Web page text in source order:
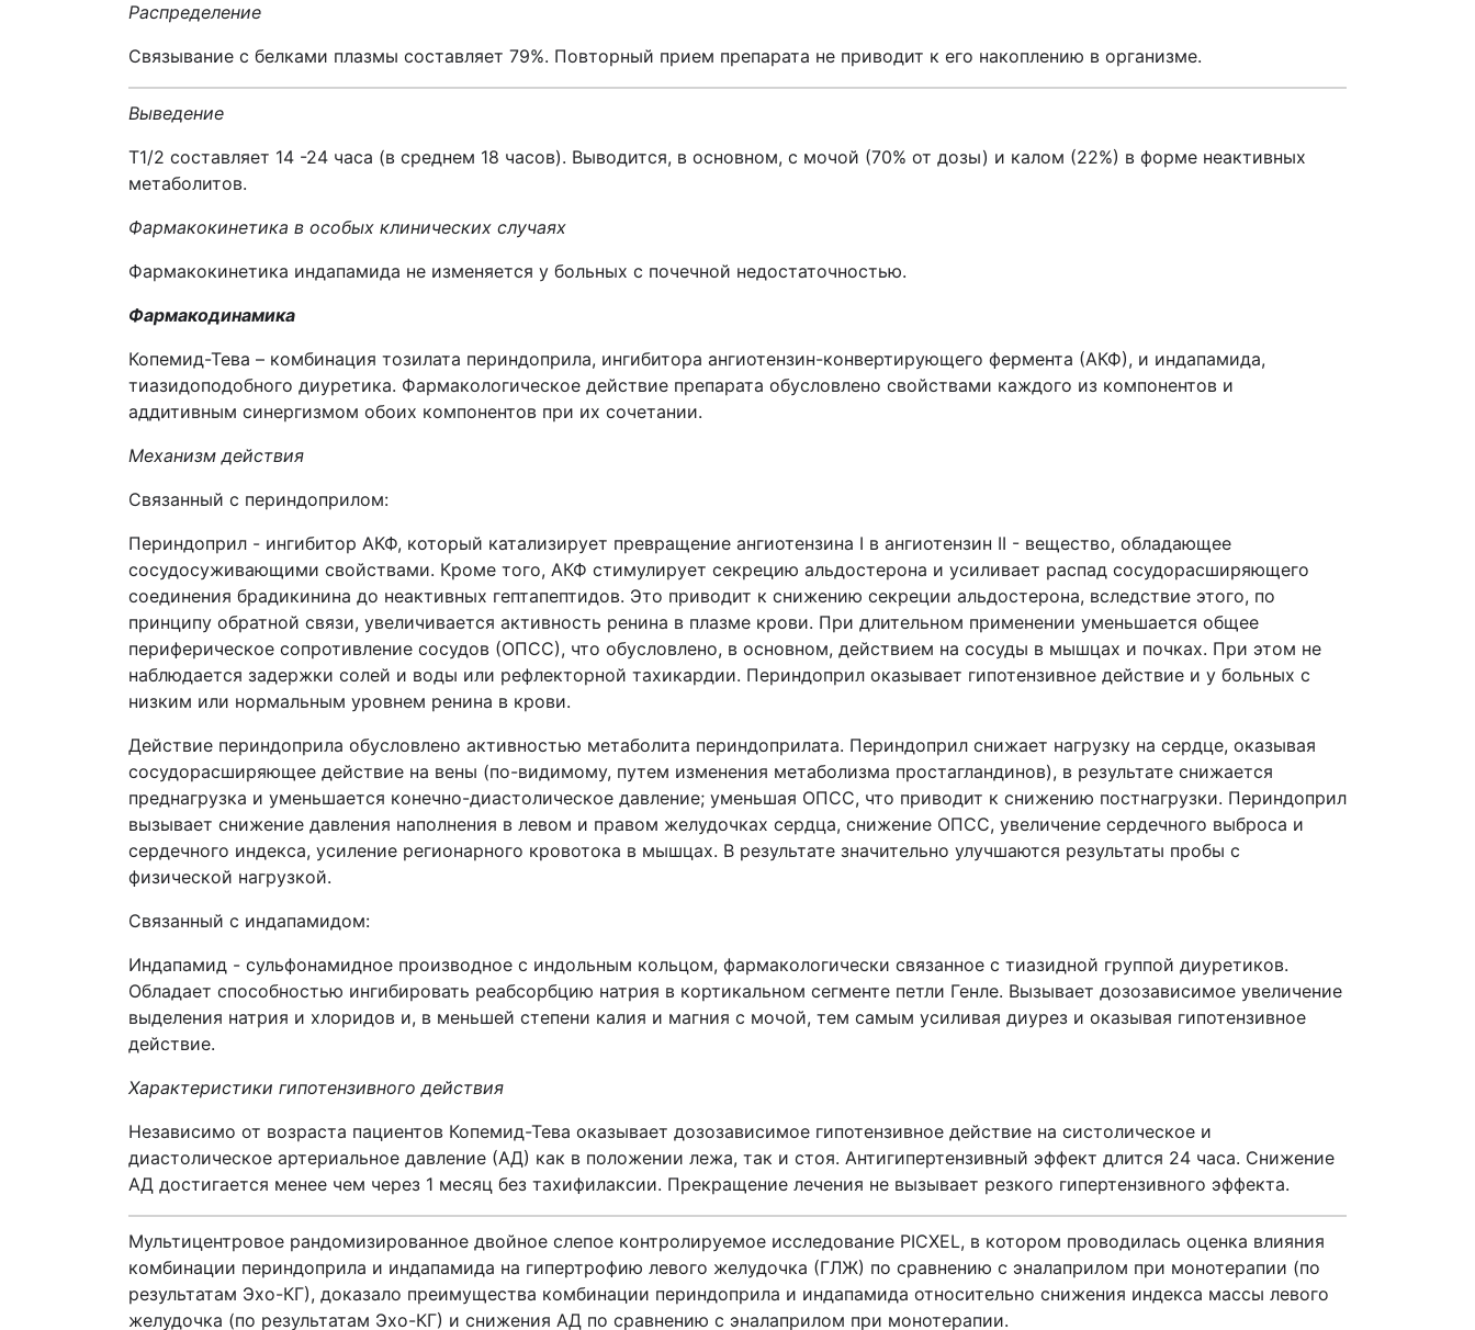
Распределение
Связывание с белками плазмы составляет 79%. Повторный прием препарата не приводит к его накоплению в организме.
Выведение
T1/2 составляет 14 -24 часа (в среднем 18 часов). Выводится, в основном, с мочой (70% от дозы) и калом (22%) в форме неактивных
метаболитов.
Фармакокинетика в особых клинических случаях
Фармакокинетика индапамида не изменяется у больных с почечной недостаточностью.
Фармакодинамика
Копемид-Тева – комбинация тозилата периндоприла, ингибитора ангиотензин-конвертирующего фермента (АКФ), и индапамида,
тиазидоподобного диуретика. Фармакологическое действие препарата обусловлено свойствами каждого из компонентов и
аддитивным синергизмом обоих компонентов при их сочетании.
Механизм действия
Связанный с периндоприлом:
Периндоприл - ингибитор АКФ, который катализирует превращение ангиотензина I в ангиотензин II - вещество, обладающее
сосудосуживающими свойствами. Кроме того, АКФ стимулирует секрецию альдостерона и усиливает распад сосудорасширяющего
соединения брадикинина до неактивных гептапептидов. Это приводит к снижению секреции альдостерона, вследствие этого, по
принципу обратной связи, увеличивается активность ренина в плазме крови. При длительном применении уменьшается общее
периферическое сопротивление сосудов (ОПСС), что обусловлено, в основном, действием на сосуды в мышцах и почках. При этом не
наблюдается задержки солей и воды или рефлекторной тахикардии. Периндоприл оказывает гипотензивное действие и у больных с
низким или нормальным уровнем ренина в крови.
Действие периндоприла обусловлено активностью метаболита периндоприлата. Периндоприл снижает нагрузку на сердце, оказывая
сосудорасширяющее действие на вены (по-видимому, путем изменения метаболизма простагландинов), в результате снижается
преднагрузка и уменьшается конечно-диастолическое давление; уменьшая ОПСС, что приводит к снижению постнагрузки. Периндоприл
вызывает снижение давления наполнения в левом и правом желудочках сердца, снижение ОПСС, увеличение сердечного выброса и
сердечного индекса, усиление регионарного кровотока в мышцах. В результате значительно улучшаются результаты пробы с
физической нагрузкой.
Связанный с индапамидом:
Индапамид - сульфонамидное производное с индольным кольцом, фармакологически связанное с тиазидной группой диуретиков.
Обладает способностью ингибировать реабсорбцию натрия в кортикальном сегменте петли Генле. Вызывает дозозависимое увеличение
выделения натрия и хлоридов и, в меньшей степени калия и магния с мочой, тем самым усиливая диурез и оказывая гипотензивное
действие.
Характеристики гипотензивного действия
Независимо от возраста пациентов Копемид-Тева оказывает дозозависимое гипотензивное действие на систолическое и
диастолическое артериальное давление (АД) как в положении лежа, так и стоя. Антигипертензивный эффект длится 24 часа. Снижение
АД достигается менее чем через 1 месяц без тахифилаксии. Прекращение лечения не вызывает резкого гипертензивного эффекта.
Мультицентровое рандомизированное двойное слепое контролируемое исследование PICXEL, в котором проводилась оценка влияния
комбинации периндоприла и индапамида на гипертрофию левого желудочка (ГЛЖ) по сравнению с эналаприлом при монотерапии (по
результатам Эхо-КГ), доказало преимущества комбинации периндоприла и индапамида относительно снижения индекса массы левого
желудочка (по результатам Эхо-КГ) и снижения АД по сравнению с эналаприлом при монотерапии.